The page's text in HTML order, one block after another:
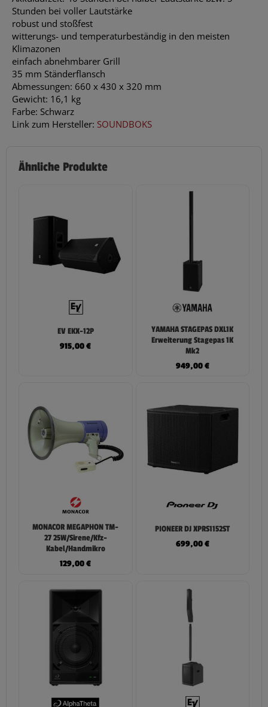
Stunden bei voller Lautstärke
robust und stoßfest
witterungs- und temperaturbeständig in den meisten
Klimazonen
einfach abnehmbarer Grill
35 mm Ständerflansch
Abmessungen: 660 x 430 x 320 mm
Gewicht: 16,1 kg
Farbe: Schwarz
Link zum Hersteller: SOUNDBOKS
Ähnliche Produkte
EV EKX-12P
915,00€
YAMAHA STAGEPAS DXL1K
Erweiterung Stagepas 1K
Mk2
949,00€
MONACOR MEGAPHON TM-
27 25W/Sirene/Kfz-
Kabel/Handmikro
129,00€
PIONEER DJ XPRS1152ST
699,00€